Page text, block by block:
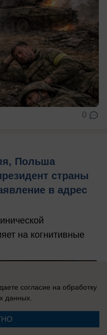
0
Польша
страны
в адрес
на когнитивные
согласие на обработку
данных.